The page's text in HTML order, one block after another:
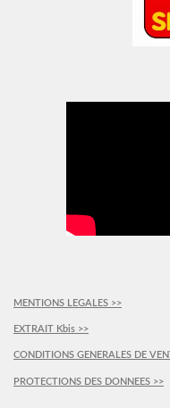
MENTIONS LEGALES >>
EXTRAIT Kbis >>
CONDITIONS GENERALES DE
PROTECTIONS DES DONNEES >>